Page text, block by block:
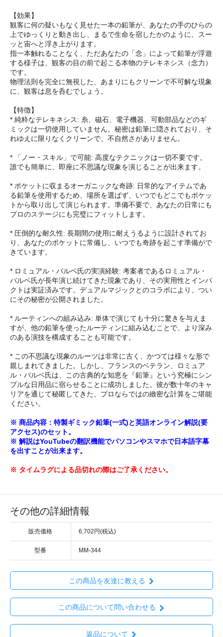
【効果】
観客に何の疑いもなく見せた一本の鉛筆が、あなたの手のひらの
上でゆっくりと動き出し、まるで生命を宿したかのように、スー
ッと宙へと浮き上がります。
指一本触れることなく、ただあなたの「念」によって鉛筆が浮遊
する様子は、観客の目の前で起こる本物のテレキネシス（念力）
です。
物理法則を完全に無視した、あまりにもクリーンで不可解な現象
に、観客は息を呑むでしょう。
【特徴】
* 純粋なテレキネシス: 糸、磁石、電子機器、可動部品などのギ
ミックは一切使用していません。秘密は鉛筆に隠されており、そ
れゆえに限りなくクリーンで、不自然さがありません。
* 「ノー・スキル」で可能: 高度なテクニックは一切不要です。
誰でも簡単に、即座に不思議な現象を演じることが出来ます。
* ポケットに収まるオーガニックな奇跡: 日常的なアイテムであ
る鉛筆を使用するため、場所を選ばず、いつでもどこでもポケッ
トから取り出して演じられます。準備不要で、あなたの日常にも
プロのステージにも完璧にフィットします。
* 圧倒的な耐久性: 長期間の使用に耐えうるように設計されてお
り、あなたのポケットに常備し、いつでも奇跡を起こす準備がで
きています。
* ロミュアル・バルベ氏の実演経験: 考案者であるロミュアル・
バルベ氏が長年演じ続けてきた現象であり、その実用性とインパ
クトは実証済みです。デュアルマジックとのコラボにより、つい
にその秘密が公開されました。
* ルーティンへの組み込み: 単体で演じても十分に驚きを与えま
すが、他の鉛筆を使ったルーティンに組み込むことで、より深み
のある演技を構成することも可能です。
* この不思議な現象のルーツは非常に古く、かつては様々な形で
親しまれてきました。しかし、フランスのベテラン、ロミュア
ル・バルベ氏は、この古典的な知恵を『鉛筆』という究極にシン
プルな日用品に宿らせることに成功しました。彼が数十年のキャ
リアを通じて秘匿してきた、プロならではの緻密な計算をご堪能
ください。
※ 商品内容：特製ギミック鉛筆(一式)と英語オンライン解説(要
アクセス)のセット。
※ 解説はYouTubeの翻訳機能でパソコンやスマホで日本語字幕
を出すことが出来ます。
※ タイムラグによる品切れの際はご了承ください。
その他の詳細情報
販売価格 6,702円(税込)
型番 MM-344
この商品を友達に教える
この商品について問い合わせる
返品について